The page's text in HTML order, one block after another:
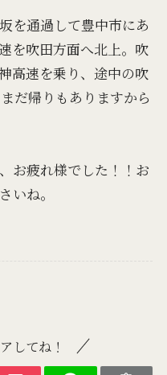
を通過して豊中市にあ
を吹田方面へ北上。吹
高速を乗り、途中の吹
だ帰りもありますから
お疲れ様でした！！お
いね。
してね！